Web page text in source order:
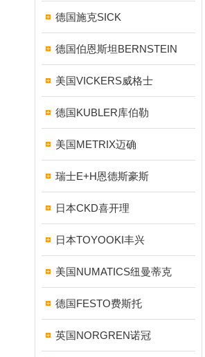
德国施克SICK
德国伯恩斯坦BERNSTEIN
美国VICKERS威格士
德国KUBLER库伯勒
美国METRIX迈确
瑞士E+H恩德斯豪斯
日本CKD喜开理
日本TOYOOKI丰兴
美国NUMATICS纽曼蒂克
德国FESTO费斯托
英国NORGREN诺冠